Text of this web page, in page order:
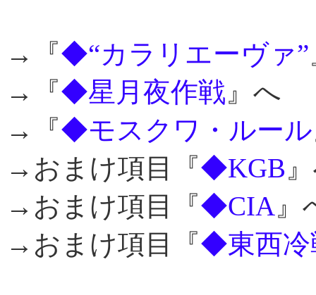
→『◆“カラリエーヴァ”
→『◆星月夜作戦 』へ
→『◆モスクワ・ルール
→おまけ項目『◆KGB
→おまけ項目『◆CIA 』
→おまけ項目『◆東西冷